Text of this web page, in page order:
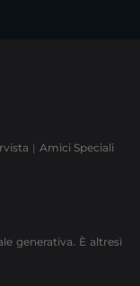
Amici Speciali
generativa. È altresì